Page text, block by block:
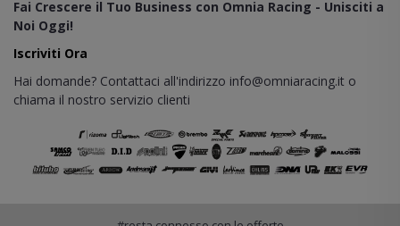
Fai Crescere il Tuo Business con Omnia Racing - Unisciti a
Noi Oggi!
Iscriviti Ora
Hai domande? Contattaci all'indirizzo info@omniaracing.it o
chiama il nostro servizio clienti